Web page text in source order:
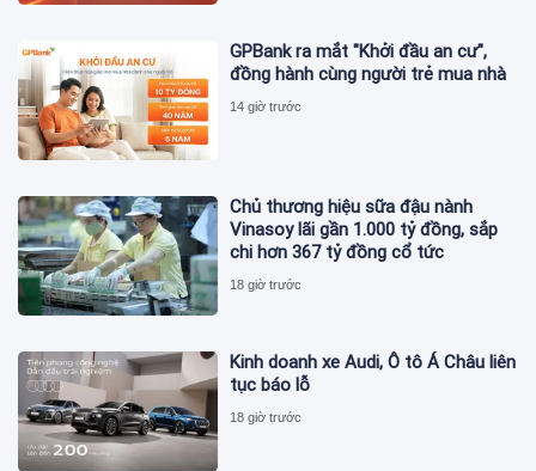
GPBank ra mắt "Khởi đầu an cư",
đồng hành cùng người trẻ mua nhà
14 giờ trước
Chủ thương hiệu sữa đậu nành
Vinasoy lãi gần 1.000 tỷ đồng, sắp
chi hơn 367 tỷ đồng cổ tức
18 giờ trước
Kinh doanh xe Audi, Ô tô Á Châu liên
tục báo lỗ
18 giờ trước